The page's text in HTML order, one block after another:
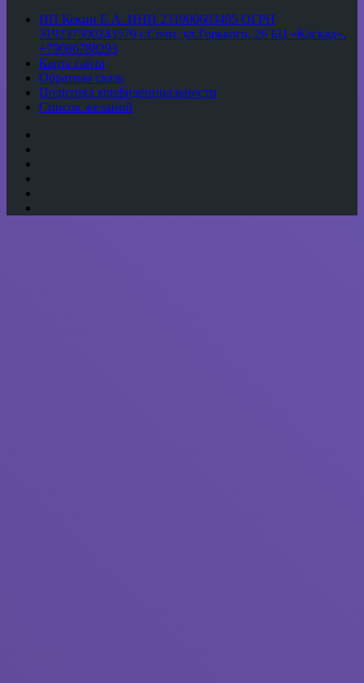
ИП Кекин Е.А. ИНН 231900603495 ОГРН
319237500243579 г.Сочи, ул.Горького, 26 БЦ «Каскад».
+79086788293
Карта сайта
Обратная связь
Политика конфиденциальности
Список желаний